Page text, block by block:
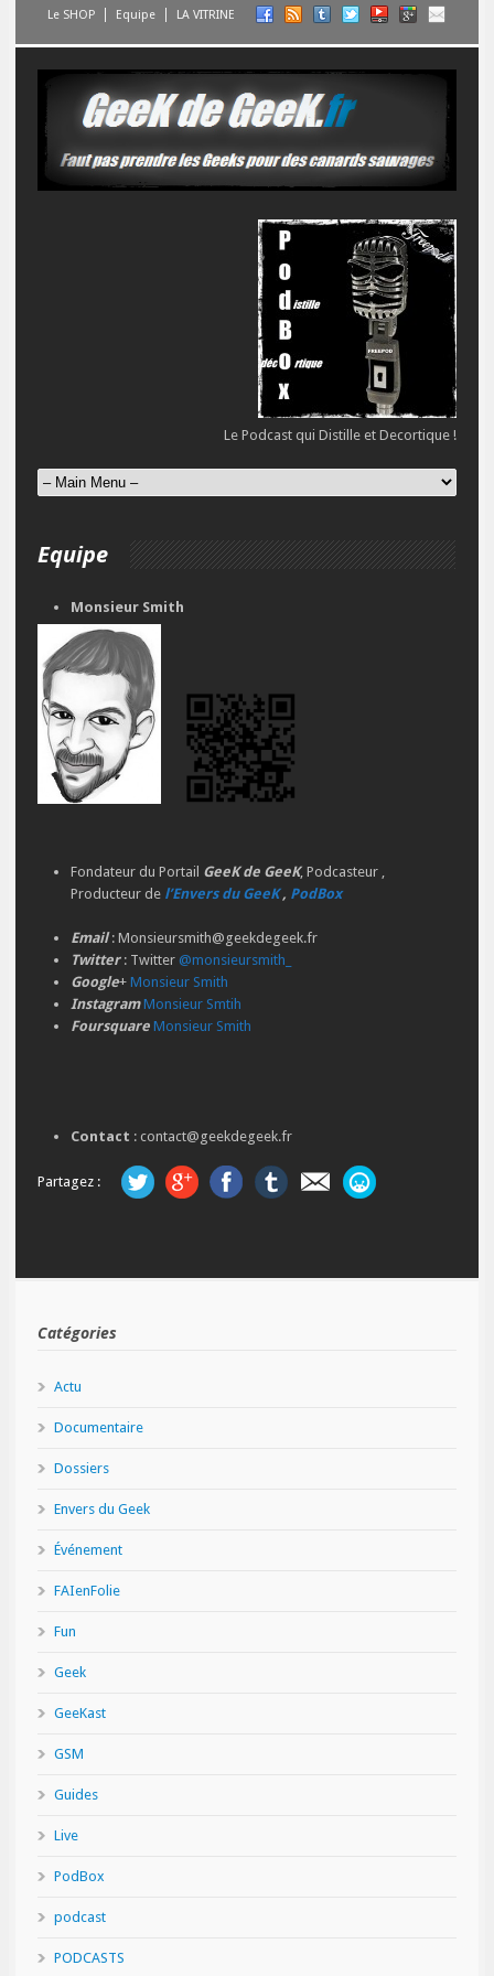
Le SHOP Equipe LA VITRINE
Le Podcast qui Distille et Decortique !
Equipe
Monsieur Smith
Fondateur du Portail GeeK de GeeK, Podcasteur ,
Producteur de l’Envers du GeeK, PodBox
Email: Monsieursmith@geekdegeek.fr
Twitter: Twitter @monsieursmith_
Google+ Monsieur Smith
Instagram Monsieur Smtih
Foursquare Monsieur Smith
Contact : contact@geekdegeek.fr
Partagez :
Catégories
Actu
Documentaire
Dossiers
Envers du Geek
Événement
FAIenFolie
Fun
Geek
GeeKast
GSM
Guides
Live
PodBox
podcast
PODCASTS